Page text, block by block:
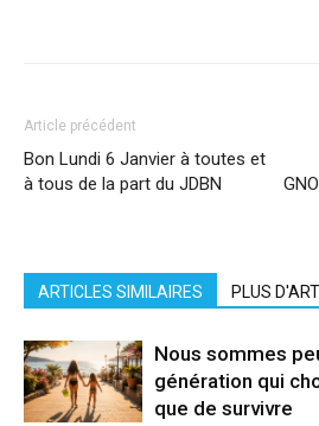
Article précédent
Bon Lundi 6 Janvier à toutes et
à tous de la part du JDBN
ARTICLES SIMILAIRES PLUS
Nous sommes
génération qui
que de survivre